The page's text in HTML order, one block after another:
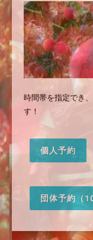
時間帯を指定でき
す！
個人予約
団体予約（